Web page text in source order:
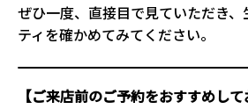
ぜひ一度、直接目で見ていただき、
ティを確かめてみてください。
【ご来店前のご予約をおすすめし